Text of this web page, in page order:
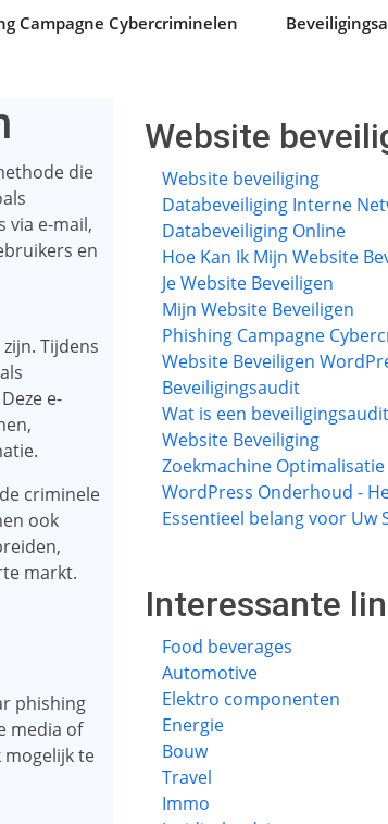
Campagne Cybercriminelen
die
via e-mail,
en
Tijdens
e-
criminele
ook
markt.
phishing
media of
te
Website
Website beveiliging
Databeveiliging Interne
Databeveiliging Online
Hoe Kan Ik Mijn Website
Je Website Beveiligen
Mijn Website Beveiligen
Phishing Campagne
Website Beveiligen
Beveiligingsaudit
Wat is een beveiligingsaudit
Website Beveiliging
Zoekmachine Optimalisatie
WordPress Onderhoud -
Essentieel belang voor Uw
Interessante
Food beverages
Automotive
Elektro componenten
Energie
Bouw
Travel
Immo